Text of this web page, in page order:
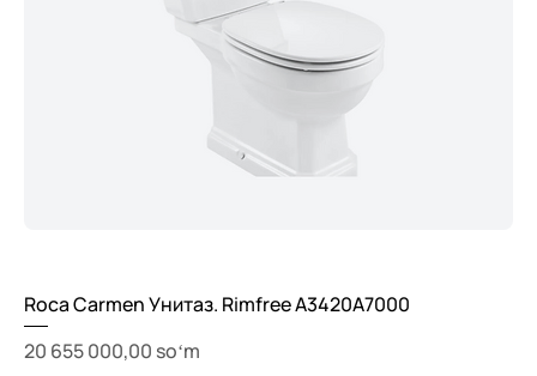
Roca Carmen Унитаз. Rimfree A3420A7000
Price
20 655 000,00 soʻm